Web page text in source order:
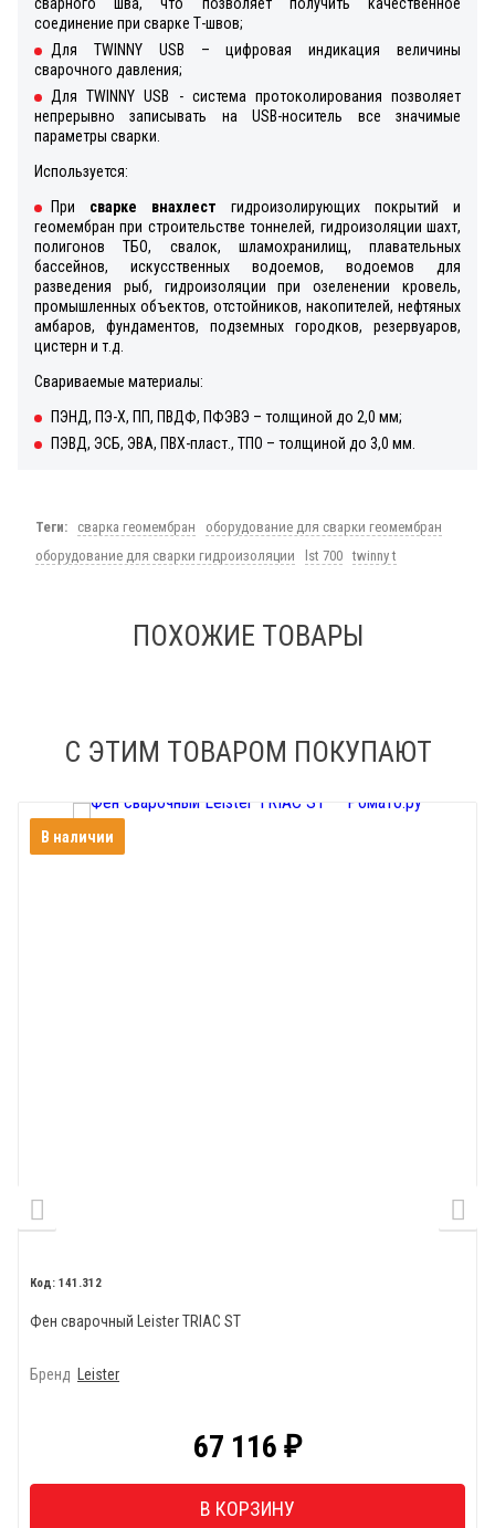
соединение при сварке Т-швов;
Для TWINNY USB – цифровая индикация величины
сварочного давления;
Для TWINNY USB - система протоколирования позволяет
непрерывно записывать на USB-носитель все значимые
параметры сварки.
Используется:
При сварке внахлест гидроизолирующих покрытий и
геомембран при строительстве тоннелей, гидроизоляции шахт,
полигонов ТБО, свалок, шламохранилищ, плавательных
бассейнов, искусственных водоемов, водоемов для
разведения рыб, гидроизоляции при озеленении кровель,
промышленных объектов, отстойников, накопителей, нефтяных
амбаров, фундаментов, подземных городков, резервуаров,
цистерн и т.д.
Свариваемые материалы:
ПЭНД, ПЭ-Х, ПП, ПВДФ, ПФЭВЭ – толщиной до 2,0 мм;
ПЭВД, ЭСБ, ЭВА, ПВХ-пласт., ТПО – толщиной до 3,0 мм.
Теги: сварка геомембран
оборудование для сварки геомембран
оборудование для сварки гидроизоляции
lst 700 twinny t
ПОХОЖИЕ ТОВАРЫ
С ЭТИМ ТОВАРОМ ПОКУПАЮТ
В наличии
141.312
Фен сварочный Leister TRIAC ST
Бренд Leister
67 116 ₽
В КОРЗИНУ